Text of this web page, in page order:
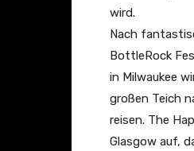
wird.
Nach
BottleRock
in Milwaukee
großen Teich
reisen. The
Glasgow auf,